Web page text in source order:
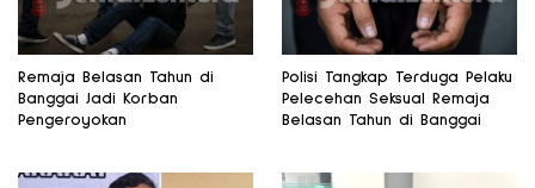
Remaja Belasan Tahun di
Banggai Jadi Korban
Pengeroyokan
Polisi Tangkap Terduga Pelaku
Pelecehan Seksual Remaja
Belasan Tahun di Banggai